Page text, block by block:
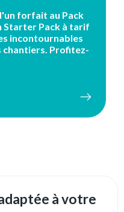
forfait au Pack
Starter Pack à tarif
incontournables
chantiers. Profitez-
à votre